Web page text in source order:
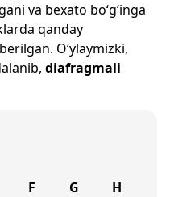
va bexato bo‘g‘inga
qanday
O‘ylaymizki,
diafragmali
F G H